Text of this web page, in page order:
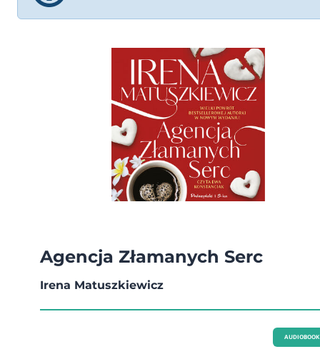
Agencja Złamanych Serc
Irena Matuszkiewicz
AUDIOBOOK